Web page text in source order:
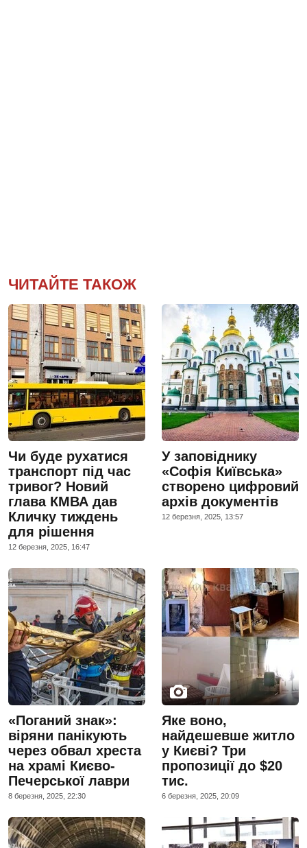
ЧИТАЙТЕ ТАКОЖ
Чи буде рухатися
транспорт під час
тривог? Новий
глава КМВА дав
Кличку тиждень
для рішення
12 березня, 2025, 16:47
У заповіднику
«Софія Київська»
створено цифровий
архів документів
12 березня, 2025, 13:57
«Поганий знак»:
віряни панікують
через обвал хреста
на храмі Києво-
Печерської лаври
8 березня, 2025, 22:30
Яке воно,
найдешевше житло
у Києві? Три
пропозиції до $20
тис.
6 березня, 2025, 20:09